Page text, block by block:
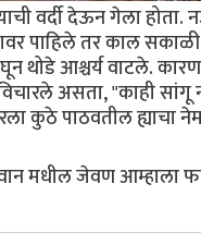
वर्दी देऊन गेला
पाहिले तर काल
थोडे आश्चर्य वाटले.
असता, "काही सांगू
कुठे पाठवतील ह्याचा
मधील जेवण